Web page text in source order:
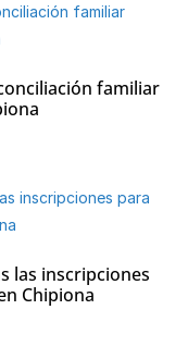
familiar
las inscripciones
Chipiona